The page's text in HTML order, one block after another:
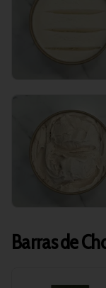
Barras de